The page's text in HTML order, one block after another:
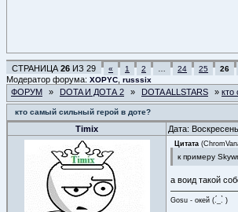
СТРАНИЦА 26 ИЗ 29 « 1 2 24 25 26
Модератор форума: XOPYC russsix
ФОРУМ » DOTA И ДОТА 2 » DOTA ALLSTARS » кто
кто самый сильный герой в доте?
Timix Дата:
Цитата (
к примеру
а воид такой
Gosu - окей (.́_.̀ )